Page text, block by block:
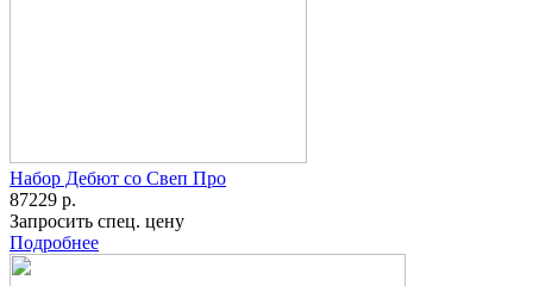
Набор Дебют со Свеп Про
87229 р.
Запросить спец. цену
Подробнее